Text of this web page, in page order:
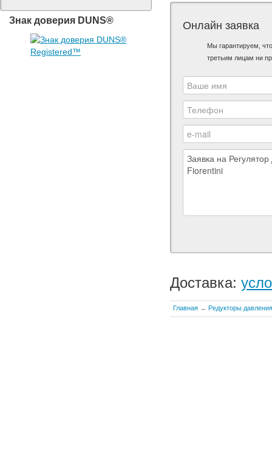
Онлайн заявка
Мы гарантируем,
третьим лицам ни
Доставка:
Главная → Редукторы
Знак доверия DUNS®